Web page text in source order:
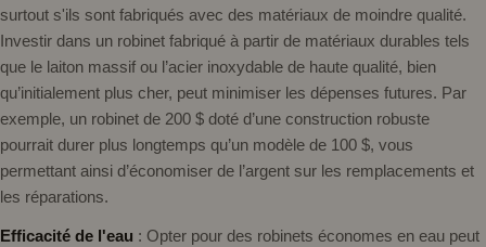
surtout s'ils sont fabriqués avec des matériaux de moindre qualité.
Investir dans un robinet fabriqué à partir de matériaux durables tels
que le laiton massif ou l’acier inoxydable de haute qualité, bien
qu’initialement plus cher, peut minimiser les dépenses futures. Par
exemple, un robinet de 200 $ doté d’une construction robuste
pourrait durer plus longtemps qu’un modèle de 100 $, vous
permettant ainsi d’économiser de l’argent sur les remplacements et
les réparations.
Efficacité de l'eau : Opter pour des robinets économes en eau peut